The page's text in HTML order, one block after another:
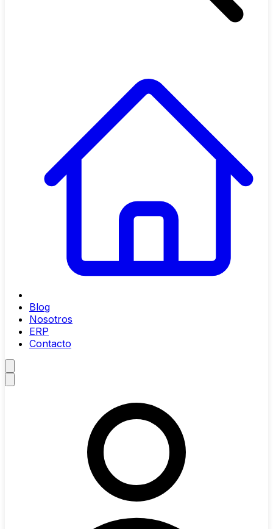
Blog
Nosotros
ERP
Contacto